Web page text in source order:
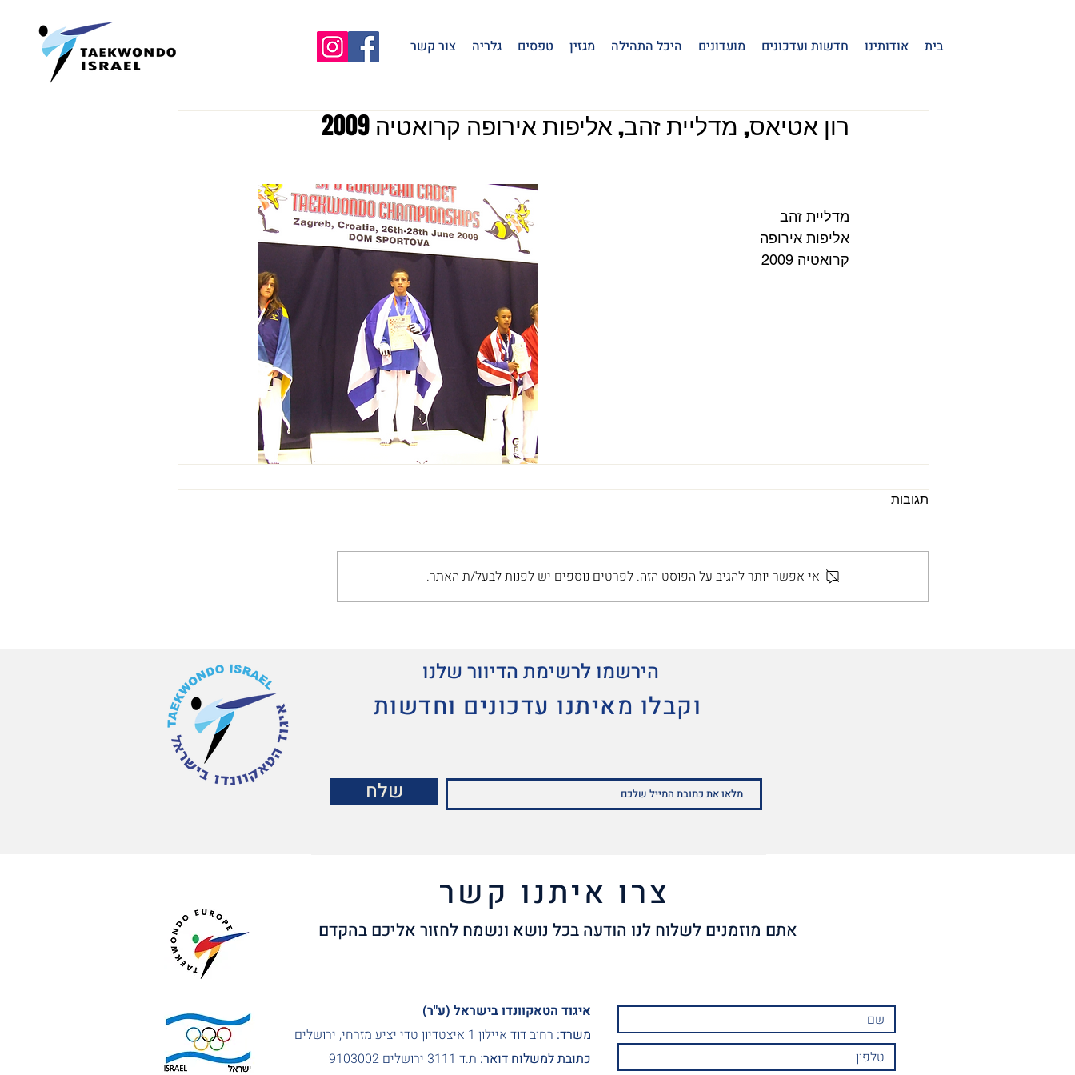
בית אודותינו חדשות ועדכונים מועדונים היכל התהילה מגזין טפסים גלריה צור קשר
רון אטיאס, מדליית זהב, אליפות אירופה קרואטיה 2009
מדליית זהב
אליפות אירופה
קרואטיה 2009
תגובות
אי אפשר יותר להגיב על הפוסט הזה. לפרטים נוספים יש לפנות לבעל/ת האתר.
הירשמו לרשימת הדיוור שלנו
וקבלו מאיתנו עדכונים וחדשות
שלח
צרו איתנו קשר
איגוד הטאקוונדו בישראל (ע"ר)
משרד: רחוב דוד איילון 1 איצטדיון טדי יציע מזרחי, ירושלים
כתובת למשלוח דואר: ת.ד 3111 ירושלים 9103002